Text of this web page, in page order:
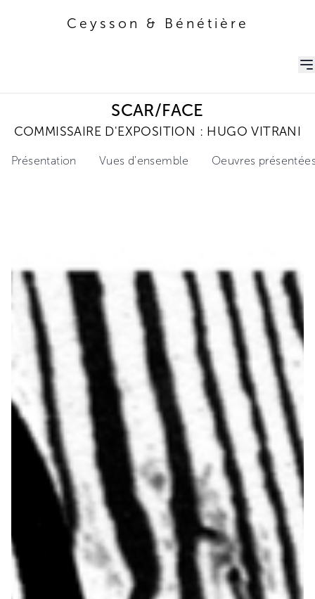
Ceysson & Bénétière
SCAR/FACE
COMMISSAIRE D'EXPOSITION : HUGO VITRANI
Présentation Vues d'ensemble Oeuvres